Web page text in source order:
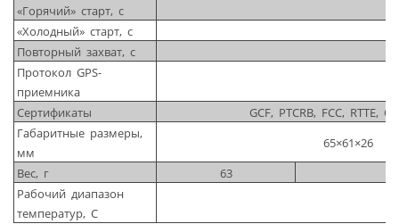
«Горячий» старт, с
«Холодный» старт, с
Повторный захват, с
Протокол GPS-
приемника
Сертификаты
GCF, PTCRB, FCC,
Габаритные размеры,
мм
65×61×26
Вес, г
63
Рабочий диапазон
температур, С